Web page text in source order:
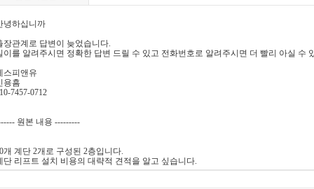
녕하십니까
장관계로 답변이 늦었습니다.
이를 알려주시면 정확한 답변 드릴 수 있고 전화번호로 알려주시면 더 빨리 아실 수
스피앤유
용흠
7457-0712
원본 내용 ---------
개 계단 2개로 구성된 2층입니다.
단 리프트 설치 비용의 대략적 견적을 알고 싶습니다.